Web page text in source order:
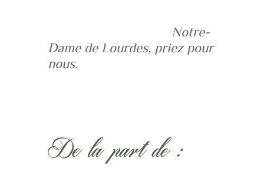
Notre-
Dame de Lourdes, priez pour
nous.
De la part de :